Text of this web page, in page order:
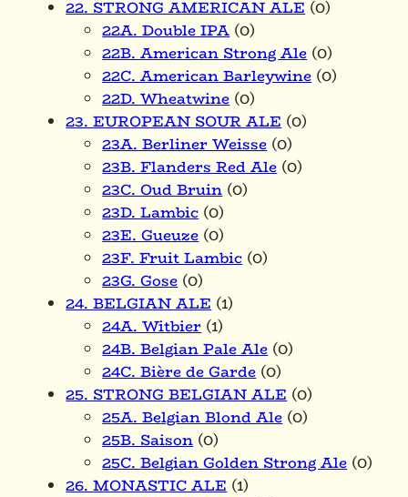
22. STRONG AMERICAN ALE(0)
22A. Double IPA(0)
22B. American Strong Ale(0)
22C. American Barleywine(0)
22D. Wheatwine(0)
23. EUROPEAN SOUR ALE(0)
23A. Berliner Weisse(0)
23B. Flanders Red Ale(0)
23C. Oud Bruin(0)
23D. Lambic(0)
23E. Gueuze(0)
23F. Fruit Lambic(0)
23G. Gose(0)
24. BELGIAN ALE(1)
24A. Witbier(1)
24B. Belgian Pale Ale(0)
24C. Bière de Garde(0)
25. STRONG BELGIAN ALE(0)
25A. Belgian Blond Ale(0)
25B. Saison(0)
25C. Belgian Golden Strong Ale(0)
26. MONASTIC ALE(1)